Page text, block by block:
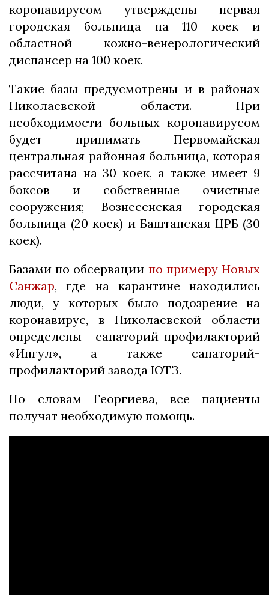
коронавирусом утверждены первая
городская больница на 110 коек и
областной кожно-венерологический
диспансер на 100 коек.
Такие базы предусмотрены и в районах
Николаевской области. При
необходимости больных коронавирусом
будет принимать Первомайская
центральная районная больница, которая
рассчитана на 30 коек, а также имеет 9
боксов и собственные очистные
сооружения; Вознесенская городская
больница (20 коек) и Баштанская ЦРБ (30
коек).
Базами по обсервации по примеру Новых
Санжар, где на карантине находились
люди, у которых было подозрение на
коронавирус, в Николаевской области
определены санаторий-профилакторий
«Ингул», а также санаторий-
профилакторий завода ЮТЗ.
По словам Георгиева, все пациенты
получат необходимую помощь.